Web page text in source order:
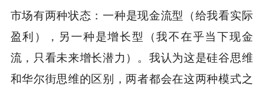
市场有两种状态：一种是现金流型（给我看实际
盈利），另一种是增长型（我不在乎当下现金
流，只看未来增长潜力）。我认为这是硅谷思维
和华尔街思维的区别，两者都会在这两种模式之